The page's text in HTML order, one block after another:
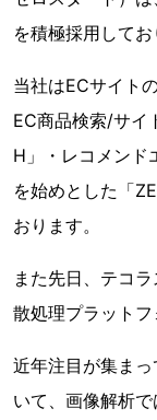
を積極採用してお
当社はECサイト
EC商品検索/サイ
H」・レコメンド
を始めとした「
おります。
また先日、テコ
散処理プラットフ
近年注目が集ま
いて、画像解析